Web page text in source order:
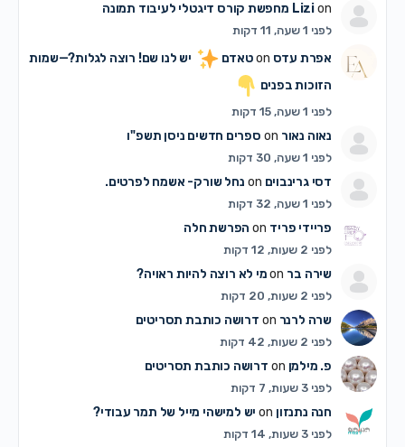
Lizion מחפשת קורס דיגטלי לעיבוד תמונה
לפני 1 שעה, 11 דקות
אפרת עדס טאדם
יש לנו שם! רוצה לגלות?—שמות
הזוכות בפנים
לפני 1 שעה, 15 דקות
נאוה נאור ספרים חדשים ניסן תשפ"ו
לפני 1 שעה, 30 דקות
דסי גרינבוים נחל שורק- אשמח לפרטים.
לפני 1 שעה, 32 דקות
פריידי פריד הפרשת חלה
לפני 2 שעות, 12 דקות
שירה בר מי לא רוצה להיות ראויה?
לפני 2 שעות, 20 דקות
שרה לרנר דרושה כותבת תסריטים
לפני 2 שעות, 42 דקות
פ. מילמן דרושה כותבת תסריטים
לפני 3 שעות, 7 דקות
חנה נתנזון יש למישהי מייל של תמר עבודי?
לפני 3 שעות, 14 דקות